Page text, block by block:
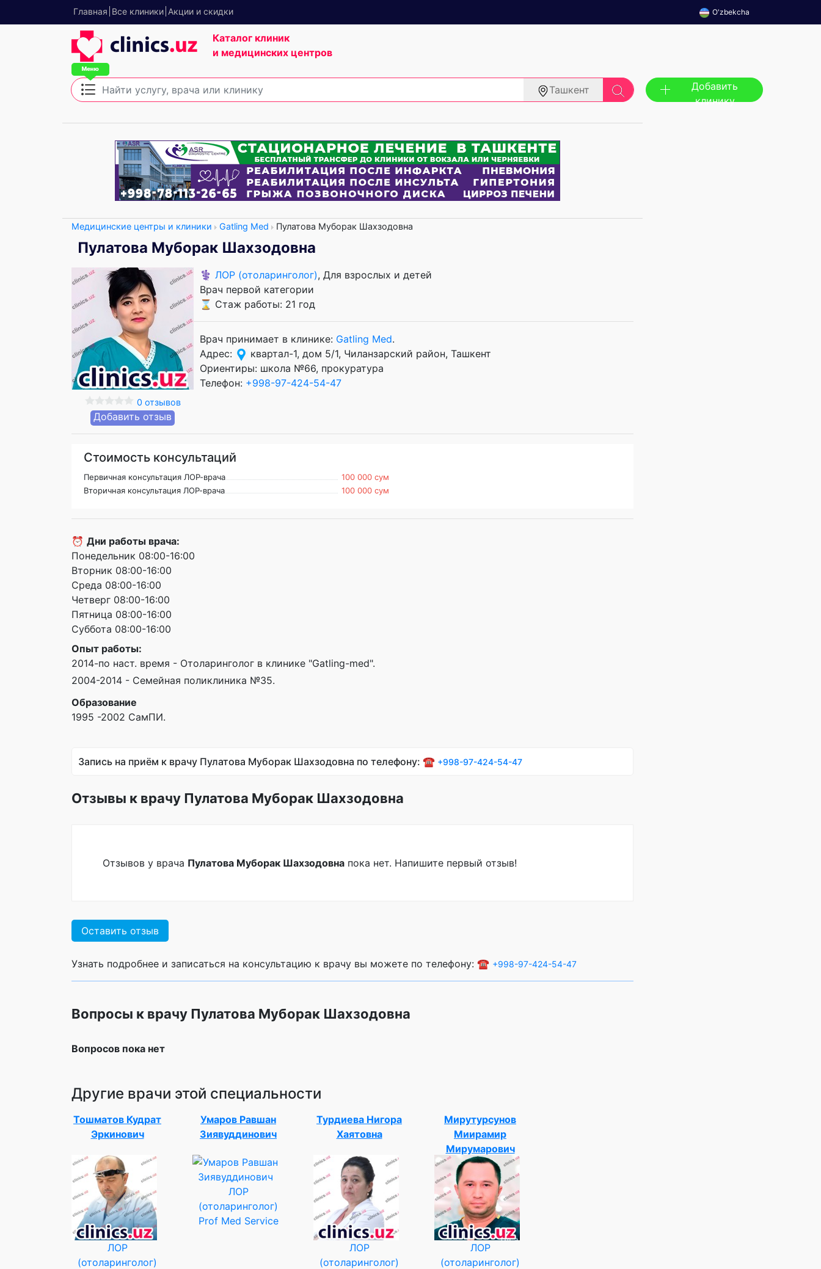
Главная Все клиники Акции и скидки O'zbekcha
Каталог клиник
и медицинских центров
Ташкент
Добавить
клинику
Медицинские центры и клиники Gatling Med Пулатова Муборак Шахзодовна
Пулатова Муборак Шахзодовна
0 отзывов
Добавить отзыв
⚕️ ЛОР (отоларинголог), Для взрослых и детей
Врач первой категории
⌛ Стаж работы: 21 год
Врач принимает в клинике: Gatling Med.
Адрес:
квартал-1, дом 5/1, Чиланзарский район, Ташкент
Ориентиры: школа №66, прокуратура
Телефон: +998-97-424-54-47
Стоимость консультаций
Первичная консультация ЛОР-врача
100 000 сум
Вторичная консультация ЛОР-врача
100 000 сум
⏰ Дни работы врача:
Понедельник 08:00-16:00
Вторник 08:00-16:00
Среда 08:00-16:00
Четверг 08:00-16:00
Пятница 08:00-16:00
Суббота 08:00-16:00
Опыт работы:
2014-по наст. время - Отоларинголог в клинике "Gatling-med".
2004-2014 - Семейная поликлиника №35.
Образование
1995 -2002 СамПИ.
Запись на приём к врачу Пулатова Муборак Шахзодовна по телефону: ☎️ +998-97-424-54-47
Отзывы к врачу Пулатова Муборак Шахзодовна
Отзывов у врача Пулатова Муборак Шахзодовна пока нет. Напишите первый отзыв!
Оставить отзыв
Узнать подробнее и записаться на консультацию к врачу вы можете по телефону: ☎️ +998-97-424-54-47
Вопросы к врачу Пулатова Муборак Шахзодовна
Вопросов пока нет
Другие врачи этой специальности
Тошматов Кудрат
Эркинович
ЛОР
(отоларинголог)
Умаров Равшан
Зиявуддинович
ЛОР
(отоларинголог)
Prof Med Service
Турдиева Нигора
Хаятовна
ЛОР
(отоларинголог)
Мирутурсунов
Миирамир
Мирумарович
ЛОР
(отоларинголог)